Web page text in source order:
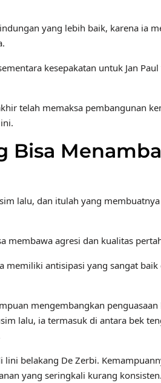
yang lebih baik, karena ia
kesepakatan untuk Jan
telah memaksa pembangunan
Bisa
lalu, dan itulah yang
agresi dan kualitas
antisipasi yang sangat
mengembangkan
lalu, ia termasuk di antara bek
belakang De Zerbi.
yang seringkali kurang konsisten.